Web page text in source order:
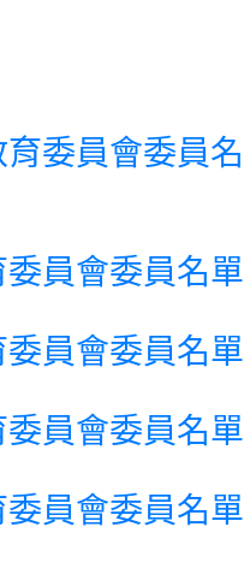
委員會委員名
員會委員名單
員會委員名單
員會委員名單
員會委員名單